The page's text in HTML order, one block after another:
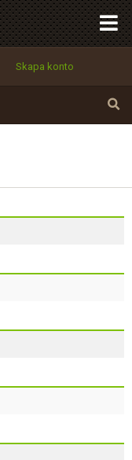
Skapa konto
Tillbaka till förstasidan